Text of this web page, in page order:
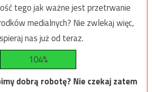
tego jak ważne jest przetrwanie
medialnych? Nie zwlekaj więc,
nas już od teraz.
104%
dobrą robotę? Nie czekaj zatem